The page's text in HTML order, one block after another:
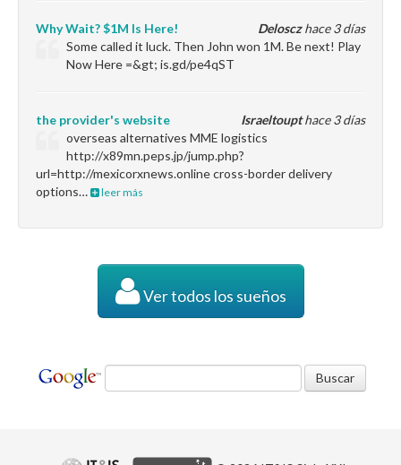
Delosczhace 3 días
Why Wait? $1M Is Here!
Some called it luck. Then John won 1M. Be next! Play
Now Here =&gt; is.gd/pe4qST
Israeltoupthace 3 días
the provider's website
overseas alternatives MME logistics
http://x89mn.peps.jp/jump.php?
url=http://mexicorxnews.online cross-border delivery
options…
leer más
Ver todos los sueños